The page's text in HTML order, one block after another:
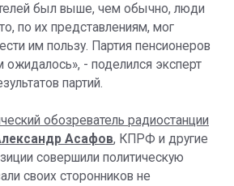
был выше, чем обычно, люди
по их представлениям, мог
им пользу. Партия пенсионеров
ожидалось», - поделился эксперт
партий.
обозреватель радиостанции
Асафов, КПРФ и другие
совершили политическую
своих сторонников не